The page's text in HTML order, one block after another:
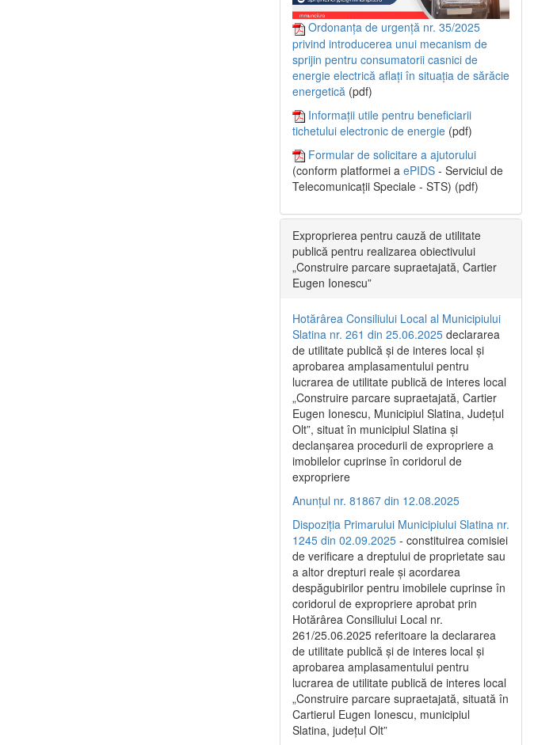
Ordonanța de urgență nr. 35/2025
privind introducerea unui mecanism de
sprijin pentru consumatorii casnici de
energie electrică aflați în situația de sărăcie
energetică (pdf)
Informații utile pentru beneficiarii
tichetului electronic de energie (pdf)
Formular de solicitare a ajutorului
(conform platformei a ePIDS - Serviciul de
Telecomunicații Speciale - STS) (pdf)
Exproprierea pentru cauză de utilitate
publică pentru realizarea obiectivului
„Construire parcare supraetajată, Cartier
Eugen Ionescu”
Hotărârea Consiliului Local al Municipiului
Slatina nr. 261 din 25.06.2025 declararea
de utilitate publică și de interes local și
aprobarea amplasamentului pentru
lucrarea de utilitate publică de interes local
„Construire parcare supraetajată, Cartier
Eugen Ionescu, Municipiul Slatina, Județul
Olt”, situat în municipiul Slatina și
declanșarea procedurii de expropriere a
imobilelor cuprinse în coridorul de
expropriere
Anunțul nr. 81867 din 12.08.2025
Dispoziția Primarului Municipiului Slatina nr.
1245 din 02.09.2025 - constituirea comisiei
de verificare a dreptului de proprietate sau
a altor drepturi reale și acordarea
despăgubirilor pentru imobilele cuprinse în
coridorul de expropriere aprobat prin
Hotărârea Consiliului Local nr.
261/25.06.2025 referitoare la declararea
de utilitate publică și de interes local și
aprobarea amplasamentului pentru
lucrarea de utilitate publică de interes local
„Construire parcare supraetajată, situată în
Cartierul Eugen Ionescu, municipiul
Slatina, județul Olt”